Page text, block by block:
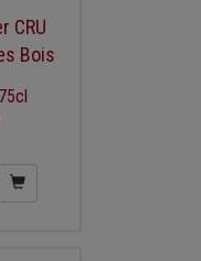
CRU
Bois